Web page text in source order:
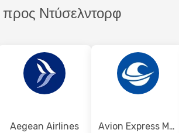
προς Ντύσελντορφ
Aegean Airlines Avion Express Malta